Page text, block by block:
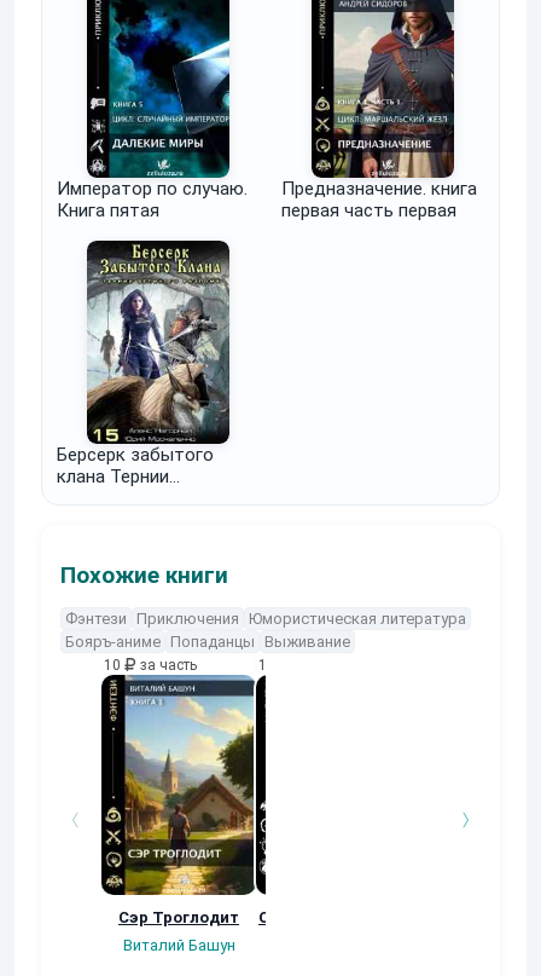
Император по случаю.
Книга пятая
Предназначение. книга
первая часть первая
Берсерк забытого
клана Тернии
Похожие книги
Фэнтези Приключения
Юмористическая литература
Бояръ-аниме Попаданцы Выживание
10 за часть
Сэр Троглодит
Виталий Башун
10
Осколки прошлого